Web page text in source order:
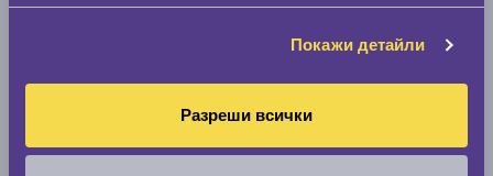
Покажи детайли
Разреши всички
По марка автомобил